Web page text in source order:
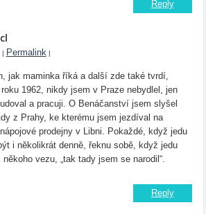
Reply
| Permalink |
jak maminka říká a další zde také tvrdí,
1962, nikdy jsem v Praze nebydlel, jen
a pracuji. O Benáčanství jsem slyšel
z Prahy, ke kterému jsem jezdíval na
prodejny v Libni. Pokaždé, když jedu
i několikrát denně, řeknu sobě, když jedu
vezu, „tak tady jsem se narodil“.
Reply